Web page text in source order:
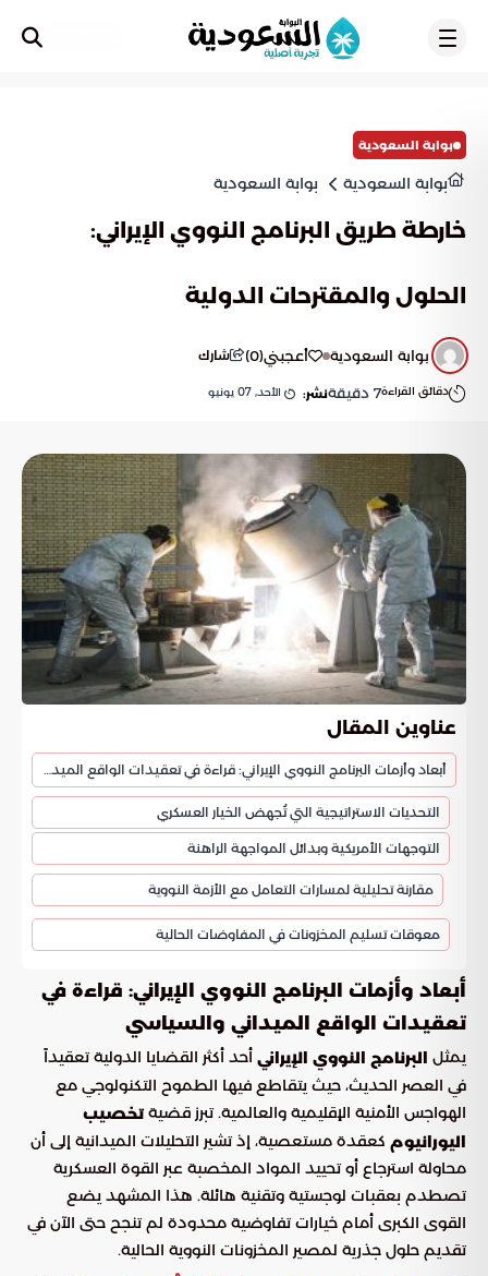
بوابة السعودية
بوابة السعودية بوابة السعودية
خارطة طريق البرنامج النووي الإيراني:
الحلول والمقترحات الدولية
بوابة السعودية أعجبني(
0
) شارك
دقائق القراءة7 دقيقةنشر: الأحد, 07 يونيو
عناوين المقال
أبعاد وأزمات البرنامج النووي الإيراني: قراءة في تعقيدات الواقع الميداني والسياسي
التحديات الاستراتيجية التي تُجهض الخيار العسكري
التوجهات الأمريكية وبدائل المواجهة الراهنة
مقارنة تحليلية لمسارات التعامل مع الأزمة النووية
معوقات تسليم المخزونات في المفاوضات الحالية
أبعاد وأزمات البرنامج النووي الإيراني: قراءة في
تعقيدات الواقع الميداني والسياسي
يمثل البرنامج النووي الإيراني أحد أكثر القضايا الدولية تعقيداً
في العصر الحديث، حيث يتقاطع فيها الطموح التكنولوجي مع
الهواجس الأمنية الإقليمية والعالمية. تبرز قضيةتخصيب
اليورانيوم كعقدة مستعصية، إذ تشير التحليلات الميدانية إلى أن
محاولة استرجاع أو تحييد المواد المخصبة عبر القوة العسكرية
تصطدم بعقبات لوجستية وتقنية هائلة. هذا المشهد يضع
القوى الكبرى أمام خيارات تفاوضية محدودة لم تنجح حتى الآن في
تقديم حلول جذرية لمصير المخزونات النووية الحالية.